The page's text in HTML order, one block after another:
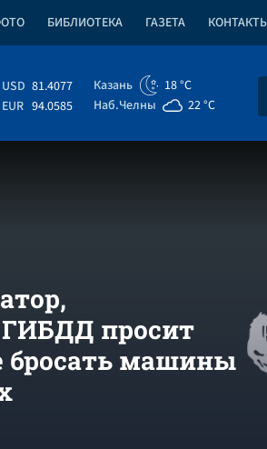
БИБЛИОТЕКА ГАЗЕТА
USD 81.4077
EUR 94.0585
Казань
18 °C
Наб.Челны
22 °C
ГИБДД просит
бросать машины